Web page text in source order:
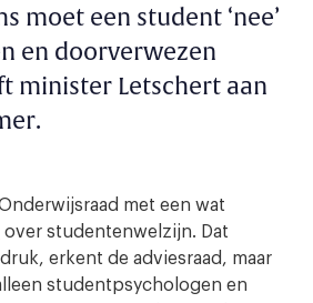
moet een student ‘nee’
en doorverwezen
minister Letschert aan
met een wat
over studentenwelzijn. Dat
erkent de adviesraad, maar
studentpsychologen en